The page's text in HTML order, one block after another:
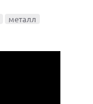
металл